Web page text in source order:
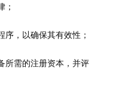
；
，以确保其有效性；
所需的注册资本，并评